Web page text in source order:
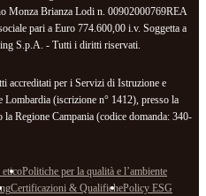
Monza Brianza Lodi n. 00902000769REA
pari a Euro 774.600,00 i.v. Soggetta a
S.p.A. - Tutti i diritti riservati.
accreditati per i Servizi di Istruzione e
Lombardia (iscrizione n° 1412), presso la
Regione Campania (codice domanda: 340-
eticoPolitiche per la qualità e l’ambiente
Certificazioni & QualifichePolicy ESG